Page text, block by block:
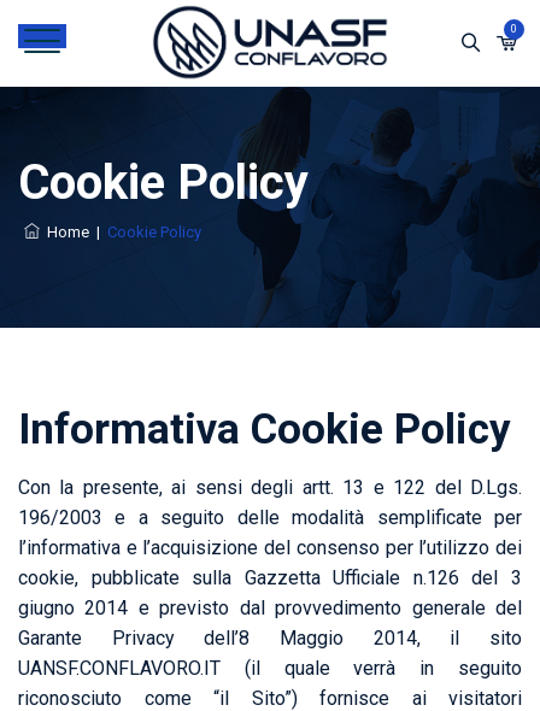
0
Cookie Policy
Home | Cookie Policy
Informativa Cookie Policy
Con la presente, ai sensi degli artt. 13 e 122 del D.Lgs.
196/2003 e a seguito delle modalità semplificate per
l’informativa e l’acquisizione del consenso per l’utilizzo dei
cookie, pubblicate sulla Gazzetta Ufficiale n.126 del 3
giugno 2014 e previsto dal provvedimento generale del
Garante Privacy dell’8 Maggio 2014, il sito
UANSF.CONFLAVORO.IT (il quale verrà in seguito
riconosciuto come “il Sito”) fornisce ai visitatori